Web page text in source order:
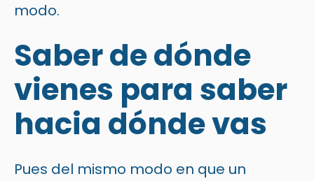
modo.
Saber de dónde
vienes para saber
hacia dónde vas
Pues del mismo modo en que un